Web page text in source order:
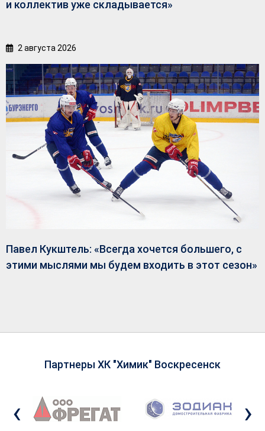
и коллектив уже складывается»
2 августа 2026
Павел Кукштель: «Всегда хочется большего, с
этими мыслями мы будем входить в этот сезон»
Партнеры ХК "Химик" Воскресенск
‹ ›